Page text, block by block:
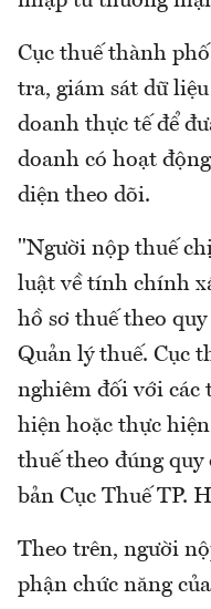
Cục thuế thành
tra, giám sát dữ
doanh thực tế để
doanh có hoạt
diện theo dõi.
"Người nộp thuế
luật về tính chính
hồ sơ thuế theo
Quản lý thuế. Cục
nghiêm đối với các
hiện hoặc thực
thuế theo đúng
bản Cục Thuế TP.
Theo trên, người
phận chức năng